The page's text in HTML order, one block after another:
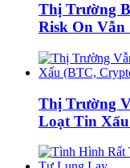
Thị Trường
Risk On Vẫn
Thị Trường
Loạt Tin